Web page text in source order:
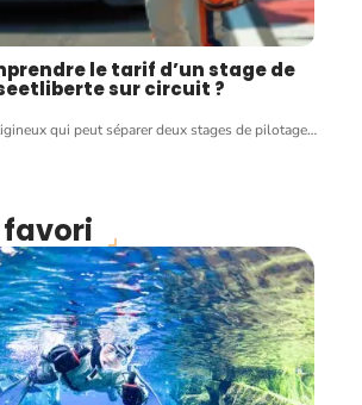
le tarif d’un stage de
sur circuit ?
qui peut séparer deux stages de pilotage…